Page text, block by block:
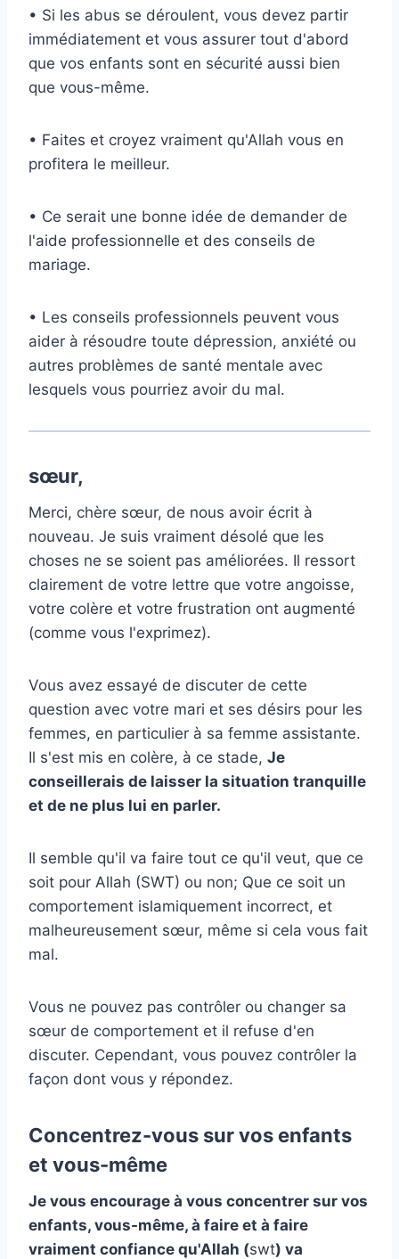
• Si les abus se déroulent, vous devez partir
immédiatement et vous assurer tout d'abord
que vos enfants sont en sécurité aussi bien
que vous-même.
• Faites et croyez vraiment qu'Allah vous en
profitera le meilleur.
• Ce serait une bonne idée de demander de
l'aide professionnelle et des conseils de
mariage.
• Les conseils professionnels peuvent vous
aider à résoudre toute dépression, anxiété ou
autres problèmes de santé mentale avec
lesquels vous pourriez avoir du mal.
sœur,
Merci, chère sœur, de nous avoir écrit à
nouveau. Je suis vraiment désolé que les
choses ne se soient pas améliorées. Il ressort
clairement de votre lettre que votre angoisse,
votre colère et votre frustration ont augmenté
(comme vous l'exprimez).
Vous avez essayé de discuter de cette
question avec votre mari et ses désirs pour les
femmes, en particulier à sa femme assistante.
Il s'est mis en colère, à ce stade, Je
conseillerais de laisser la situation tranquille
et de ne plus lui en parler.
Il semble qu'il va faire tout ce qu'il veut, que ce
soit pour Allah (SWT) ou non; Que ce soit un
comportement islamiquement incorrect, et
malheureusement sœur, même si cela vous fait
mal.
Vous ne pouvez pas contrôler ou changer sa
sœur de comportement et il refuse d'en
discuter. Cependant, vous pouvez contrôler la
façon dont vous y répondez.
Concentrez-vous sur vos enfants
et vous-même
Je vous encourage à vous concentrer sur vos
enfants, vous-même, à faire et à faire
vraiment confiance qu'Allah (swt) va